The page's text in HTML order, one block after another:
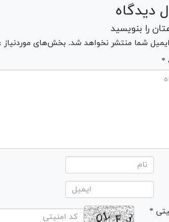
دیدگاه
را بنویسید
شما منتشر نخواهد شد. بخش‌های موردنیاز